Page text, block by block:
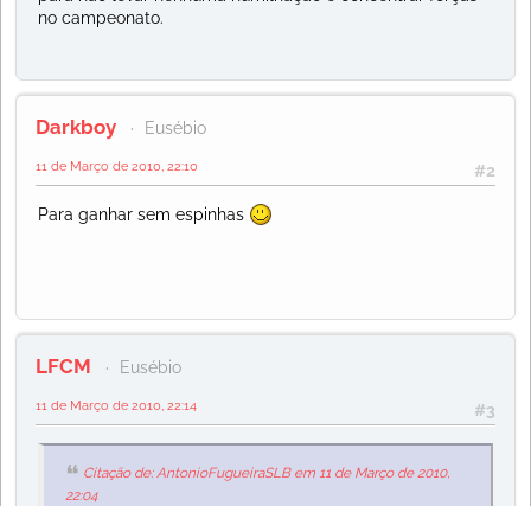
no campeonato.
Darkboy Eusébio
#2
11 de Março de 2010, 22:10
Para ganhar sem espinhas
LFCM Eusébio
#3
11 de Março de 2010, 22:14
Citação de: AntonioFugueiraSLB em 11 de Março de 2010,
22:04